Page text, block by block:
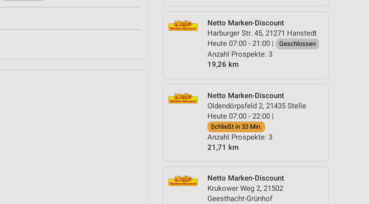
Netto Marken-Discount
Harburger Str. 45, 21271 Hanstedt
Heute 07:00 - 21:00 |
Geschlossen
Anzahl Prospekte: 3
19,26 km
Netto Marken-Discount
Oldendörpsfeld 2, 21435 Stelle
Heute 07:00 - 22:00 |
Schließt in 33 Min.
Anzahl Prospekte: 3
21,71 km
Netto Marken-Discount
Krukower Weg 2, 21502
Geesthacht-Grünhof